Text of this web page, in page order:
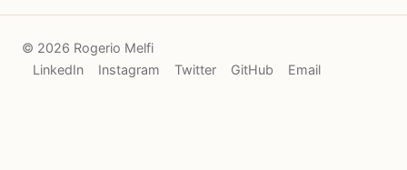
© 2026 Rogerio Melfi
LinkedIn
Instagram Twitter GitHub Email